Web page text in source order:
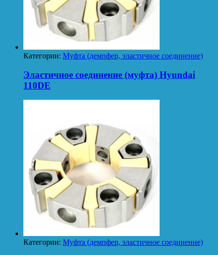
Категории: Муфта (демпфер, эластичное соединение)
Эластичное соединение (муфта) Hyundai
110DE
Категории: Муфта (демпфер, эластичное соединение)